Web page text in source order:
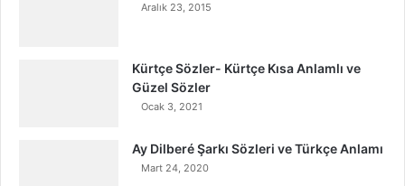
Aralık 23, 2015
Kürtçe Sözler- Kürtçe Kısa Anlamlı ve
Güzel Sözler
Ocak 3, 2021
Ay Dilberé Şarkı Sözleri ve Türkçe Anlamı
Mart 24, 2020